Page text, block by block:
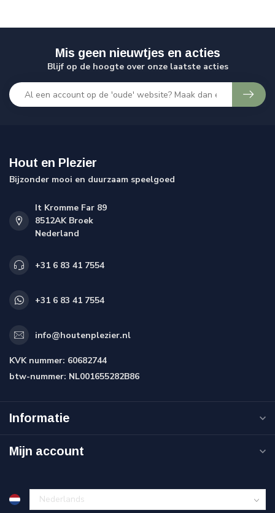
Mis geen nieuwtjes en acties
Blijf op de hoogte over onze laatste acties
Hout en Plezier
Bijzonder mooi en duurzaam speelgoed
It Kromme Far 89
8512AK Broek
Nederland
+31 6 83 41 7554
+31 6 83 41 7554
info@houtenplezier.nl
KVK nummer: 60682744
btw-nummer: NL001655282B86
Informatie
Mijn account